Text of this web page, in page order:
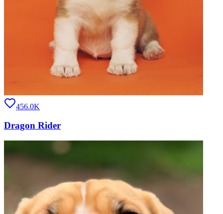
456.0K
Dragon Rider